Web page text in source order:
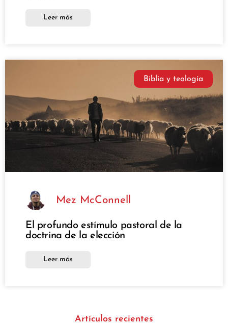
Leer más
Biblia y teología
Mez McConnell
El profundo estímulo pastoral de la
doctrina de la elección
Leer más
Artículos recientes